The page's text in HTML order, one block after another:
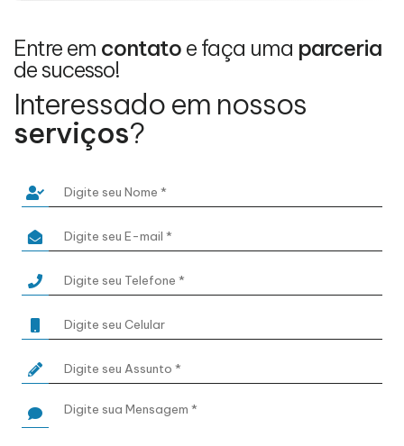
Entre em contato e faça uma parceria
de sucesso!
Interessado em nossos
serviços?